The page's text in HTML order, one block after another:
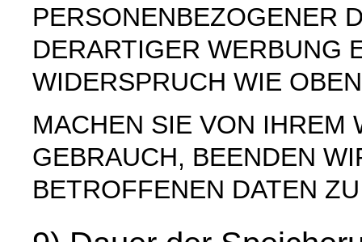
PERSONENBEZOGENER
DERARTIGER WERBUNG
WIDERSPRUCH WIE
MACHEN SIE VON IHREM
GEBRAUCH, BEENDEN
BETROFFENEN DATEN